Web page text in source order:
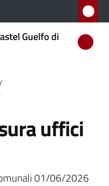
Guelfo di
uffici
01/06/2026